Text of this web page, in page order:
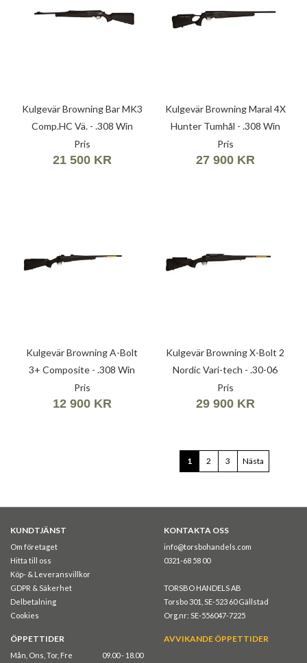
Kulgevär Browning Bar MK3
Comp.HC Vä. - .308 Win
(7,62X51)
Pris
21 500 KR
Kulgevär Browning Maral 4X
Hunter Tumhål - .308 Win
(7,62X51)
Pris
27 900 KR
Kulgevär Browning A-Bolt
3+ Composite - .308 Win
(7,62X51)
Pris
12 900 KR
Kulgevär Browning X-Bolt 2
Nordic Vari-tech - .30-06
(7,62X63)
Pris
29 900 KR
Page
You're
1 Page
2 Page
3 Nästa
KUNDTJÄNST
Om företaget
Hitta till oss
Köp- & Leveransvillkor
GDPR & Säkerhet
Delbetalning
Cookies
KONTAKTA OSS
info@torsbohandels.com
0321-68 58 00
TORSBO HANDELS AB
Torsbo 301, SE-523 60 Gällstad
Org.nr: SE-556047-7225
ÖPPETTIDER
Mån, Ons, Tor, Fre 09.00 - 18.00
AVVIKANDE ÖPPETTIDER